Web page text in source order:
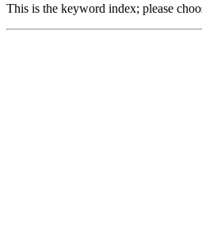
This is the keyword index; please